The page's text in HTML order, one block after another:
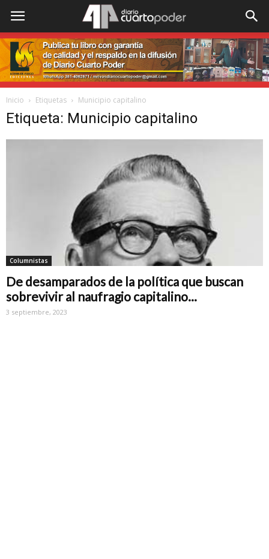
Inicio Etiquetas Municipio capitalino
Etiqueta: Municipio capitalino
Columnistas
De desamparados de la política que buscan
sobrevivir al naufragio capitalino...
3 septiembre, 2023